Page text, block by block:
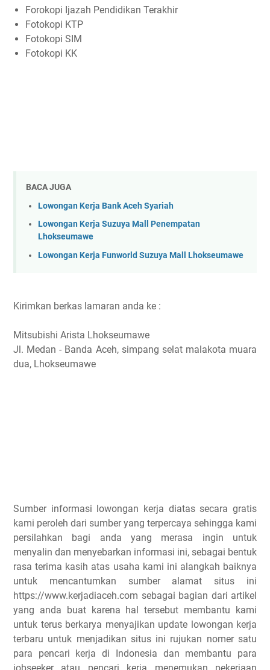
Forokopi Ijazah Pendidikan Terakhir
Fotokopi KTP
Fotokopi SIM
Fotokopi KK
BACA JUGA
Lowongan Kerja Bank Aceh Syariah
Lowongan Kerja Suzuya Mall Penempatan
Lhokseumawe
Lowongan Kerja Funworld Suzuya Mall Lhokseumawe
Kirimkan berkas lamaran anda ke :
Mitsubishi Arista Lhokseumawe
Jl. Medan - Banda Aceh, simpang selat malakota muara
dua, Lhokseumawe
Sumber informasi lowongan kerja diatas secara gratis
kami peroleh dari sumber yang terpercaya sehingga kami
persilahkan bagi anda yang merasa ingin untuk
menyalin dan menyebarkan informasi ini, sebagai bentuk
rasa terima kasih atas usaha kami ini alangkah baiknya
untuk mencantumkan sumber alamat situs ini
https://www.kerjadiaceh.com sebagai bagian dari artikel
yang anda buat karena hal tersebut membantu kami
untuk terus berkarya menyajikan update lowongan kerja
terbaru untuk menjadikan situs ini rujukan nomer satu
para pencari kerja di Indonesia dan membantu para